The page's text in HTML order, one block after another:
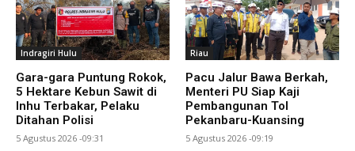
Indragiri Hulu
Gara-gara Puntung Rokok,
5 Hektare Kebun Sawit di
Inhu Terbakar, Pelaku
Ditahan Polisi
5 Agustus 2026 -09:31
Riau
Pacu Jalur Bawa Berkah,
Menteri PU Siap Kaji
Pembangunan Tol
Pekanbaru-Kuansing
5 Agustus 2026 -09:19